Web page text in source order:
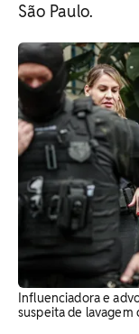
São Paulo.
Influenciadora e
suspeita de lavagem